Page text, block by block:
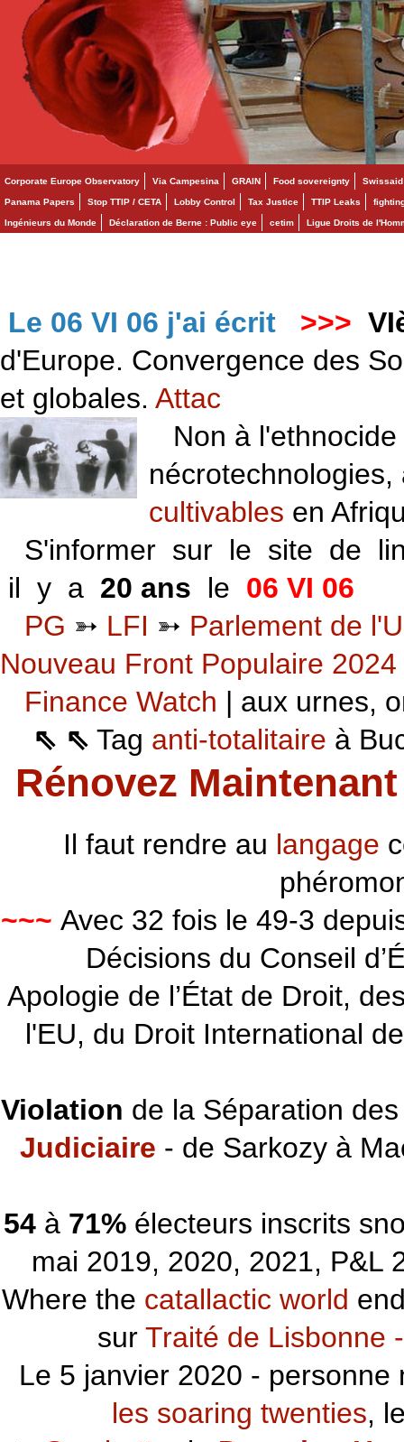
Corporate Europe Observatory Via Campesina GRAIN Food sovereignty Swissaid
Panama Papers Stop TTIP / CETA Lobby Control Tax Justice TTIP Leaks
Ingénieurs du Monde Déclaration de Berne : Public eye cetim Ligue Droits de
Le 06 VI 06 j'ai écrit >>>
d'Europe. Convergence des
et globales. Attac
Non à l'ethnocide
cultivables en
S'informer sur le site de
il y a 20 ans le 06 VI 06
PG ➳ LFI ➳ Parlement de
Nouveau Front Populaire 2024
Finance Watch | aux urnes,
⇖ ⇖ Tag anti-totalitaire à
Rénovez
Il faut rendre au langage
~~~ Avec 32 fois le 49-3
Décisions du Conseil
Apologie de l’État de Droit,
l'EU, du Droit International
Violation de la Séparation
Judiciaire - de Sarkozy à
54à 71%électeurs inscrits
mai 2019, 2020, 2021, P&L
Where the catallactic world
sur Traité de Lisbonne
Le 5 janvier 2020 -
les soaring twenties,